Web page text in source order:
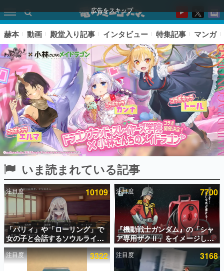
広告をスキップ
ピックアップ
電ファミのいま読まれている記事ランキング
アプリセール情報
インタビュー
連載・特集一覧
赫本 動画 殿堂入り記事 インタビュー 特集記事 マンガ
いま読まれている記事
注目度 10109
「パリィ」や「ローリング」で
女の子と会話するソウルライク
恋愛ゲーム『小早川さんはソウ
ルライク』無料公開。返事に失
敗すると「YOU DIED」
注目度 7700
『機動戦士ガンダム』の「シャ
ア専用ザクⅡ」をイメージした
散水ホースリールが予約開始。
本体にはシャアのパーソナルマ
ークやジオン公国軍のエンブレ
注目度 3322 注目度 3168